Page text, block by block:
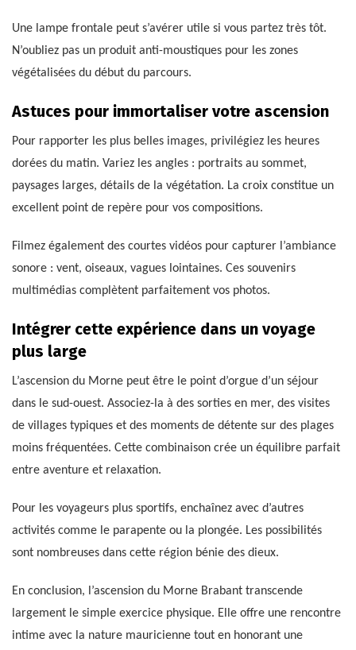
Une lampe frontale peut s’avérer utile si vous partez très tôt.
N’oubliez pas un produit anti-moustiques pour les zones
végétalisées du début du parcours.
Astuces pour immortaliser votre ascension
Pour rapporter les plus belles images, privilégiez les heures
dorées du matin. Variez les angles : portraits au sommet,
paysages larges, détails de la végétation. La croix constitue un
excellent point de repère pour vos compositions.
Filmez également des courtes vidéos pour capturer l’ambiance
sonore : vent, oiseaux, vagues lointaines. Ces souvenirs
multimédias complètent parfaitement vos photos.
Intégrer cette expérience dans un voyage
plus large
L’ascension du Morne peut être le point d’orgue d’un séjour
dans le sud-ouest. Associez-la à des sorties en mer, des visites
de villages typiques et des moments de détente sur des plages
moins fréquentées. Cette combinaison crée un équilibre parfait
entre aventure et relaxation.
Pour les voyageurs plus sportifs, enchaînez avec d’autres
activités comme le parapente ou la plongée. Les possibilités
sont nombreuses dans cette région bénie des dieux.
En conclusion, l’ascension du Morne Brabant transcende
largement le simple exercice physique. Elle offre une rencontre
intime avec la nature mauricienne tout en honorant une